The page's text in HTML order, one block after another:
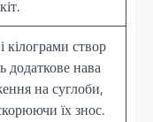
кілограми створ
додаткове нава
на суглоби,
їх знос.